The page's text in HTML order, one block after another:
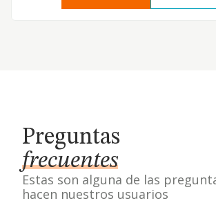
Preguntas
frecuentes
Estas son alguna de las
hacen nuestros usuarios